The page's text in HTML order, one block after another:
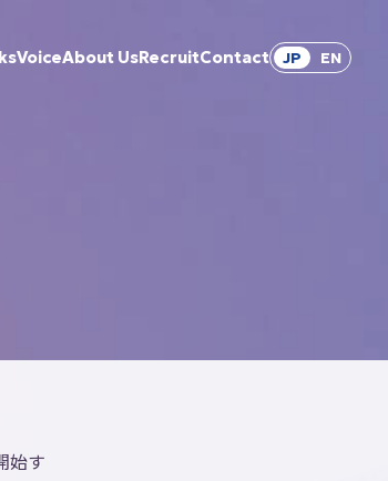
VoiceAbout UsRecruitContact JP EN
始す